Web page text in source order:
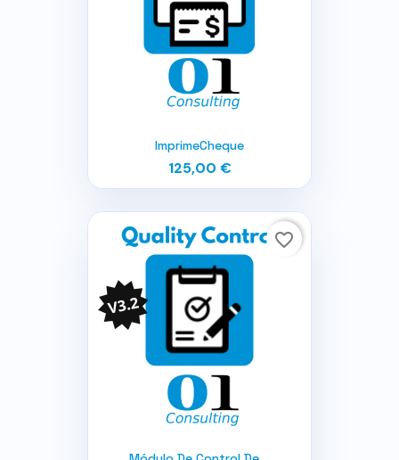
ImprimeCheque
125,00 €
favorite_border